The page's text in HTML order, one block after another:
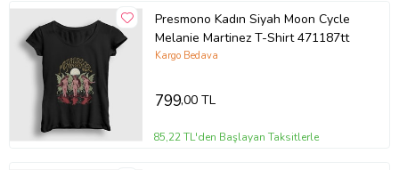
Presmono Kadın Siyah Moon Cycle
Melanie Martinez T-Shirt 471187tt
Kargo Bedava
799,00 TL
85,22 TL'den Başlayan Taksitlerle